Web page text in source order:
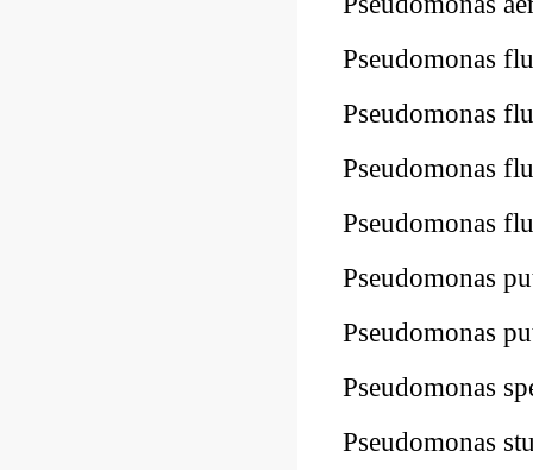
Pseudomonas
Pseudomonas
Pseudomonas
Pseudomonas
Pseudomonas
Pseudomonas
Pseudomonas
Pseudomonas